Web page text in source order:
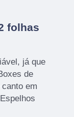
folhas
já que
de
em